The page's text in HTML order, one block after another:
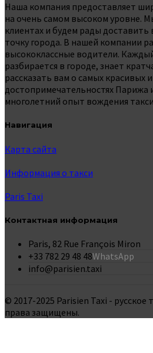
Наша компания предоставляет
на очень самом высоком уровне.
клиентах и ​​будем рады
точку города. В нашей компании
высококлассные водители.
разбирается в городе, знает
рассказать вам о самых красивых
достопримечательностях Парижа
многолетний опыт вождения
Навигация
Карта сайта
Информация о такси
Paris Taxi
Контактная информация
Paris, 82 Rue François Miron
+33 782 29 48 48WhatsApp
info@parisien.taxi
© 2017-2025 Parisien Taxi - русское
права защищены.